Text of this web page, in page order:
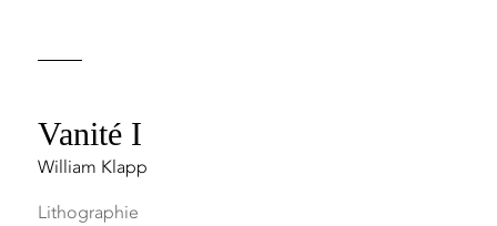
Vanité I
William Klapp
Lithographie